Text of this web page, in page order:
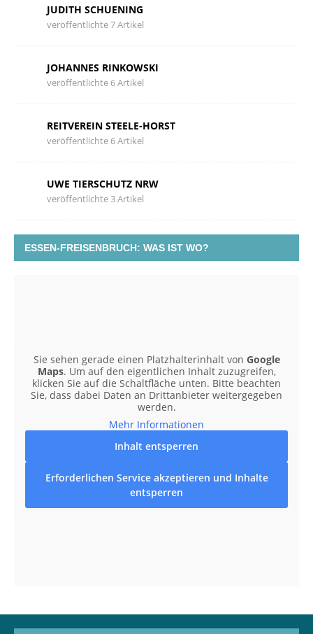
JUDITH SCHUENING
veröffentlichte 7 Artikel
JOHANNES RINKOWSKI
veröffentlichte 6 Artikel
REITVEREIN STEELE-HORST
veröffentlichte 6 Artikel
UWE TIERSCHUTZ NRW
veröffentlichte 3 Artikel
ESSEN-FREISENBRUCH: WAS IST WO?
Sie sehen gerade einen Platzhalterinhalt von Google
Maps. Um auf den eigentlichen Inhalt zuzugreifen,
klicken Sie auf die Schaltfläche unten. Bitte beachten
Sie, dass dabei Daten an Drittanbieter weitergegeben
werden.
Mehr Informationen
Inhalt entsperren
Erforderlichen Service akzeptieren und Inhalte
entsperren